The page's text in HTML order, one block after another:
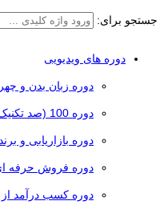
جستجو برای:
دوره های ویدیویی
دوره زبان بدن و
دوره 100 (صد تکنیک فروش)
دوره بازاریابی و
دوره فروش حرفه
دوره کسب درآمد از